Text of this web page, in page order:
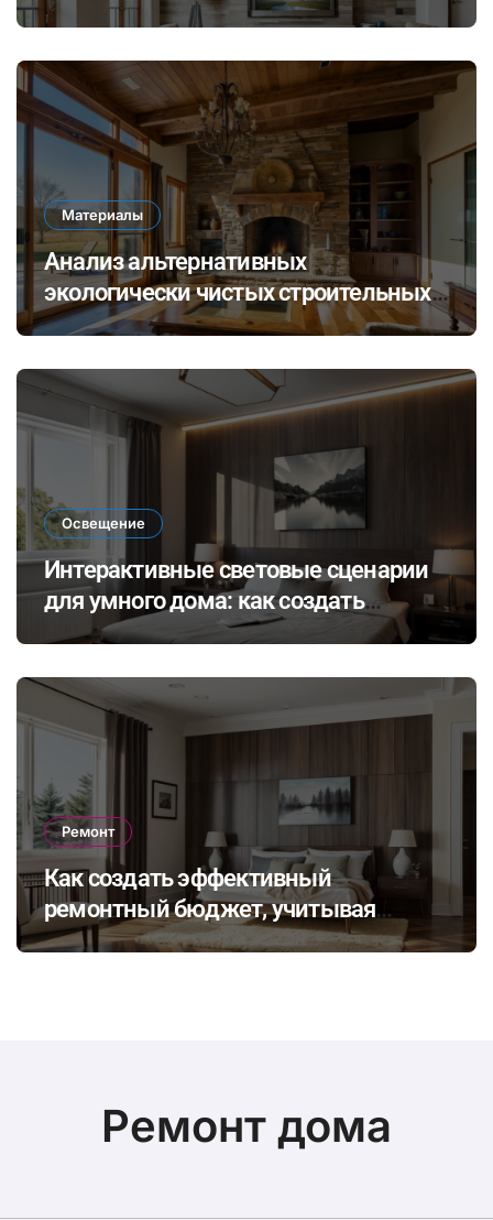
стильной и долговечной отделки
Материалы
Анализ альтернативных
экологически чистых строительных
материалов: ревитализация отходов
технологиях
Освещение
Интерактивные световые сценарии
для умного дома: как создать
динамичное освещение по
Ремонт
Как создать эффективный
ремонтный бюджет, учитывая
неожиданные расходы и избегая
Ремонт дома